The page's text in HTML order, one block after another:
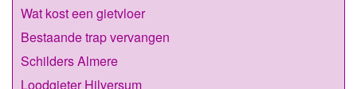
Wat kost een gietvloer
Bestaande trap vervangen
Schilders Almere
Loodgieter Hilversum